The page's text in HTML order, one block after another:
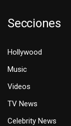
Secciones
Hollywood
Music
Videos
TV News
Celebrity News